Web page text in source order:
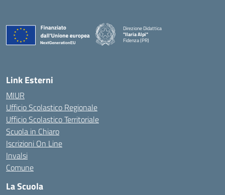
Direzione Didattica
"Ilaria Alpi"
Fidenza (PR)
Link Esterni
MIUR
Ufficio Scolastico Regionale
Ufficio Scolastico Territoriale
Scuola in Chiaro
Iscrizioni On Line
Invalsi
Comune
La Scuola